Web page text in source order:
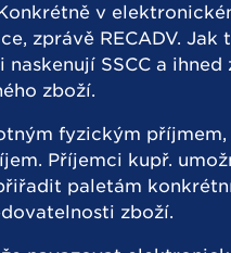
v
zprávě RECADV. Jak
SSCC a
zboží.
fyzickým
Příjemci kupř.
paletám
zboží.